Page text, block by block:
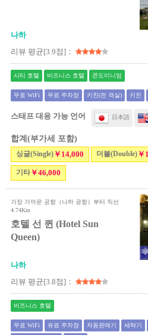
나하
리뷰 평균[3.9점]：
시티 호텔 비즈니스 호텔 콘도미니엄
무료 WiFi 무료 주차장 키친(전 객실) 키친
스태프 대응 가능 언어 日本語
합계(부가세 포함)
싱글(Single)￥14,000 더블(Double)￥
기타￥46,000
가장 가까운 공항（나하 공항）부터 직선
4.74Km
호텔 선 퀸 (Hotel Sun
Queen)
나하
리뷰 평균[3.8점]：
비즈니스 호텔
무료 WiFi 유료 주차장 자동판매기 세탁기